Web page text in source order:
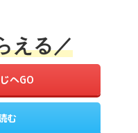
える／
へGO
む